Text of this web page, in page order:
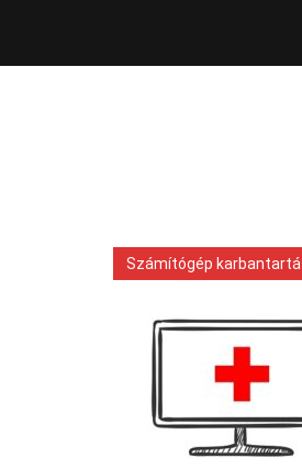
Számítógép